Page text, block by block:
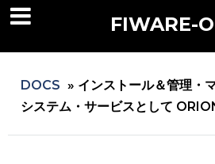
FIWARE-
DOCS » インストール＆管理・
システム・サービスとして